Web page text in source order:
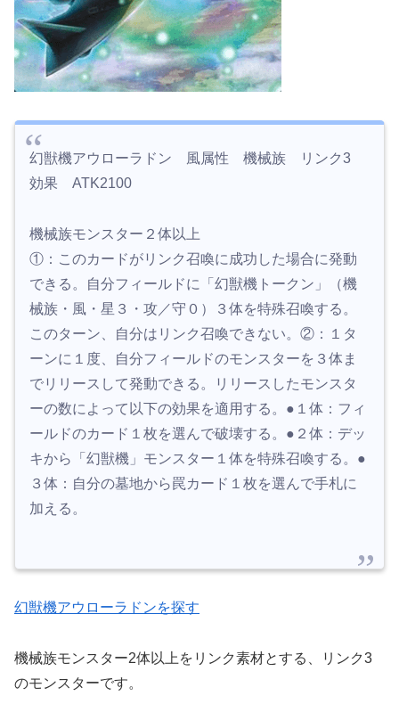
幻獣機アウローラドン 風属性 機械族 リンク3
効果 ATK2100
機械族モンスター２体以上
①：このカードがリンク召喚に成功した場合に発動
できる。自分フィールドに「幻獣機トークン」（機
械族・風・星３・攻／守０）３体を特殊召喚する。
このターン、自分はリンク召喚できない。②：１タ
ーンに１度、自分フィールドのモンスターを３体ま
でリリースして発動できる。リリースしたモンスタ
ーの数によって以下の効果を適用する。●１体：フィ
ールドのカード１枚を選んで破壊する。●２体：デッ
キから「幻獣機」モンスター１体を特殊召喚する。●
３体：自分の墓地から罠カード１枚を選んで手札に
加える。
幻獣機アウローラドンを探す
機械族モンスター2体以上をリンク素材とする、リンク3
のモンスターです。